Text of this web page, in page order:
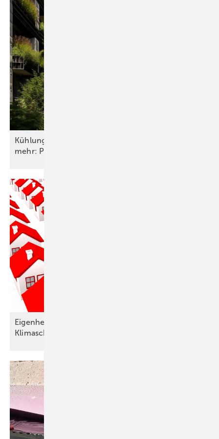
Kühlung von Hitzeinseln, saubere Luft und noch
mehr: Pflege von Ökosystemen rechnet
Eigenheime: Die Tür steht offen für den
Klimaschutz